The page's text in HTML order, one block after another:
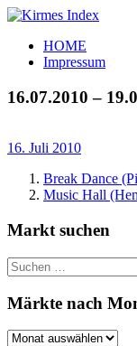
Zum
springen
Kirmes
Index
Tourpläne
der
HOME
Impressum
16.07.2010 –
16. Juli 2010
Break Dance
Music Hall
Markt suchen
Suchen
nach:
Märkte nach
Märkte